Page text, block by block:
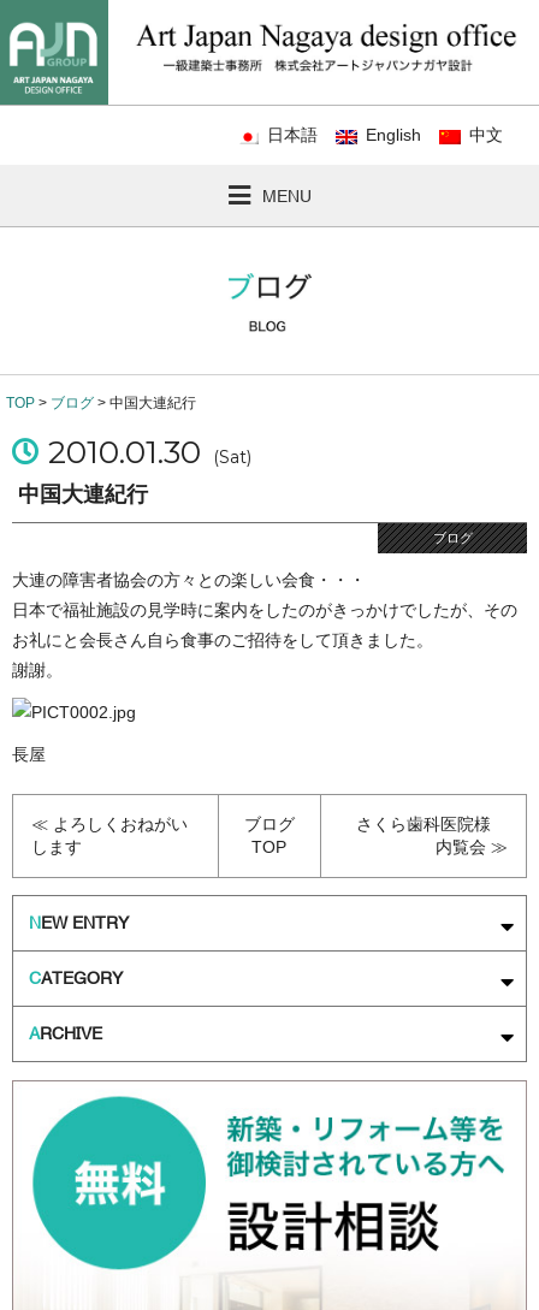
日本語 English 中文
MENU
TOP > ブログ > 中国大連紀行
2010.01.30 (Sat)
中国大連紀行
ブログ
大連の障害者協会の方々との楽しい会食・・・
日本で福祉施設の見学時に案内をしたのがきっかけでしたが、その
お礼にと会長さん自ら食事のご招待をして頂きました。
謝謝。
長屋
≪ よろしくおねがい
します
ブログ
TOP
さくら歯科医院様
内覧会 ≫
NEW ENTRY
CATEGORY
ARCHIVE